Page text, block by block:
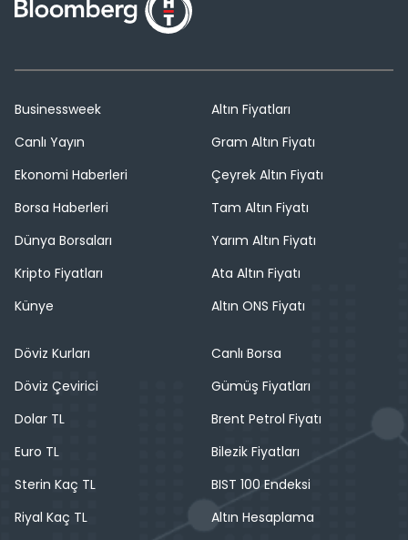
Businessweek
Canlı Yayın
Ekonomi Haberleri
Borsa Haberleri
Dünya Borsaları
Kripto Fiyatları
Künye
Altın Fiyatları
Gram Altın Fiyatı
Çeyrek Altın Fiyatı
Tam Altın Fiyatı
Yarım Altın Fiyatı
Ata Altın Fiyatı
Altın ONS Fiyatı
Döviz Kurları
Döviz Çevirici
Dolar TL
Euro TL
Sterin Kaç TL
Riyal Kaç TL
Canlı Borsa
Gümüş Fiyatları
Brent Petrol Fiyatı
Bilezik Fiyatları
BIST 100 Endeksi
Altın Hesaplama